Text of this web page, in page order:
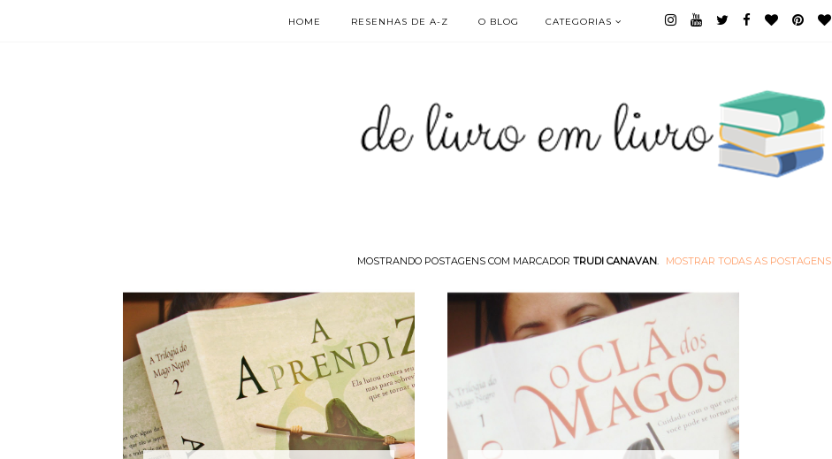
HOME RESENHAS DE A-Z O BLOG CATEGORIAS
MOSTRANDO POSTAGENS COM MARCADORTRUDI CANAVAN. MOSTRAR TODAS AS POSTAGENS